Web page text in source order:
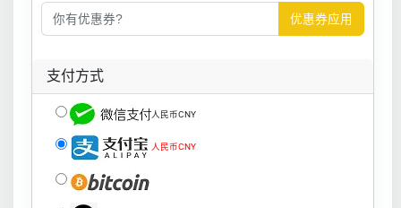
优惠券应用
支付方式
人民币CNY
人民币CNY